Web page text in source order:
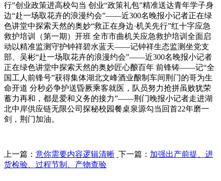
行”创业政策进高校勾当 创业“政策礼包”精准送达青年学子身
边“赴一场取花卉的浪漫约会”——近300名晚报小记者正在绿
色讲堂中探索天然的奥妙“救正在身边·机关先行”红十字应急
救护培训（第一期）开班 全市市曲机关应急救护培训全面启
动以精准监测守护钟祥碧水蓝天——记钟祥生态监测坐党支
部、吴彬“赴一场取花卉的浪漫约会”——近300名晚报小记者
正在绿色讲堂中探索天然的奥妙匠心酿百年 前锋铸——记“全
国工人前锋号”获得集体湖北文峰酒业酿制车间荆门的哥为生
命开道 分秒必争护送昏厥乘客就医，队员努力抢拼虽败犹荣
蓄力再和，都是爱和义务的接力”——荆门晚报小记者走进湖
北中岸供应链无限公司探秘校园餐桌泉源勾当回首22年磨一
剑，荆门加油。
上一篇： 意你需要内容逻辑清晰 下一篇： 加强出产前提、进
货检验、过程节制、产物查验